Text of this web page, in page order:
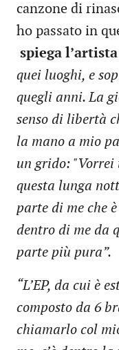
canzone di
ho passato in
spiega l’artista
quei luoghi, e
quegli anni. La
senso di libertà
la mano a mio
un grido:
questa lunga
parte di me che
dentro di me da
parte più pura”.
“L’EP, da cui è
composto da 6
chiamarlo col